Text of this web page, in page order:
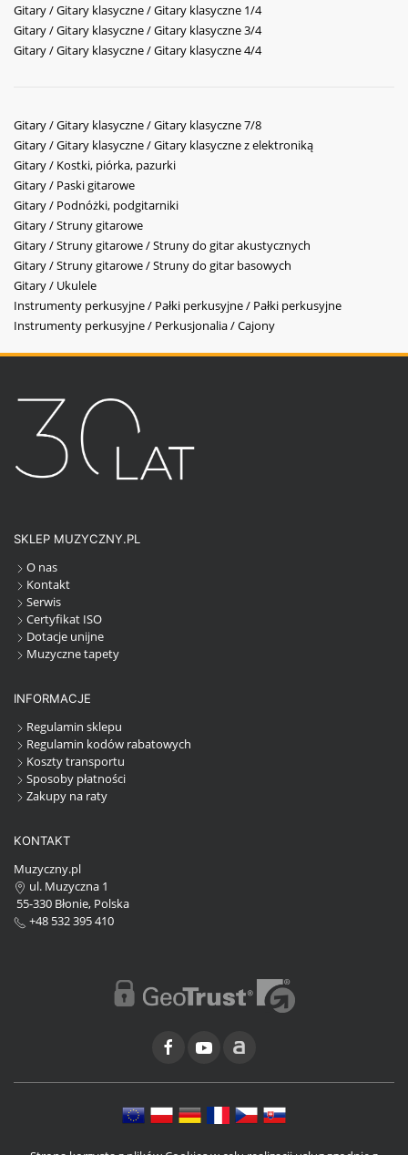
Gitary / Gitary klasyczne / Gitary klasyczne 1/4
Gitary / Gitary klasyczne / Gitary klasyczne 3/4
Gitary / Gitary klasyczne / Gitary klasyczne 4/4
Gitary / Gitary klasyczne / Gitary klasyczne 7/8
Gitary / Gitary klasyczne / Gitary klasyczne z elektroniką
Gitary / Kostki, piórka, pazurki
Gitary / Paski gitarowe
Gitary / Podnóżki, podgitarniki
Gitary / Struny gitarowe
Gitary / Struny gitarowe / Struny do gitar akustycznych
Gitary / Struny gitarowe / Struny do gitar basowych
Gitary / Ukulele
Instrumenty perkusyjne / Pałki perkusyjne / Pałki perkusyjne
Instrumenty perkusyjne / Perkusjonalia / Cajony
SKLEP MUZYCZNY.PL
O nas
Kontakt
Serwis
Certyfikat ISO
Dotacje unijne
Muzyczne tapety
INFORMACJE
Regulamin sklepu
Regulamin kodów rabatowych
Koszty transportu
Sposoby płatności
Zakupy na raty
KONTAKT
Muzyczny.pl
ul. Muzyczna 1
55-330 Błonie, Polska
+48 532 395 410